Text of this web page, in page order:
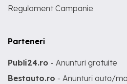
Regulament Campanie
Parteneri
Publi24.ro - Anunturi gratuite
Bestauto.ro - Anunturi auto/